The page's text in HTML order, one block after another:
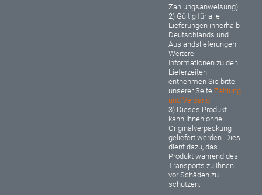
Zahlungsanweisung).
2) Gültig für alle
Lieferungen innerhalb
Deutschlands und
Auslandslieferungen.
Weitere
Informationen zu den
Lieferzeiten
entnehmen Sie bitte
unserer SeiteZahlung
und Versand
3) Dieses Produkt
kann Ihnen ohne
Originalverpackung
geliefert werden. Dies
dient dazu, das
Produkt während des
Transports zu Ihnen
vor Schäden zu
schützen.